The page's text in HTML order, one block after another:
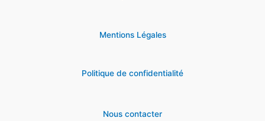
Mentions Légales
Politique de confidentialité
Nous contacter